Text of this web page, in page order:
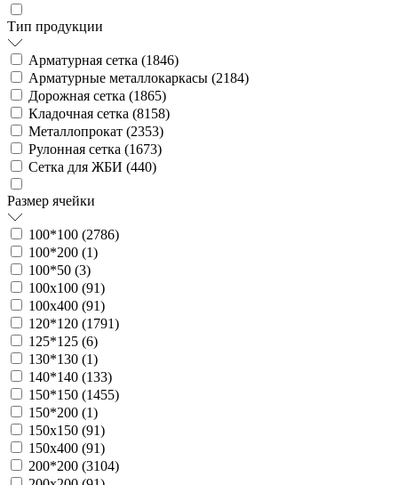
Тип продукции
Арматурная сетка (1846)
Арматурные металлокаркасы (2184)
Дорожная сетка (1865)
Кладочная сетка (8158)
Металлопрокат (2353)
Рулонная сетка (1673)
Сетка для ЖБИ (440)
Размер ячейки
100*100 (2786)
100*200 (1)
100*50 (3)
100х100 (91)
100х400 (91)
120*120 (1791)
125*125 (6)
130*130 (1)
140*140 (133)
150*150 (1455)
150*200 (1)
150х150 (91)
150х400 (91)
200*200 (3104)